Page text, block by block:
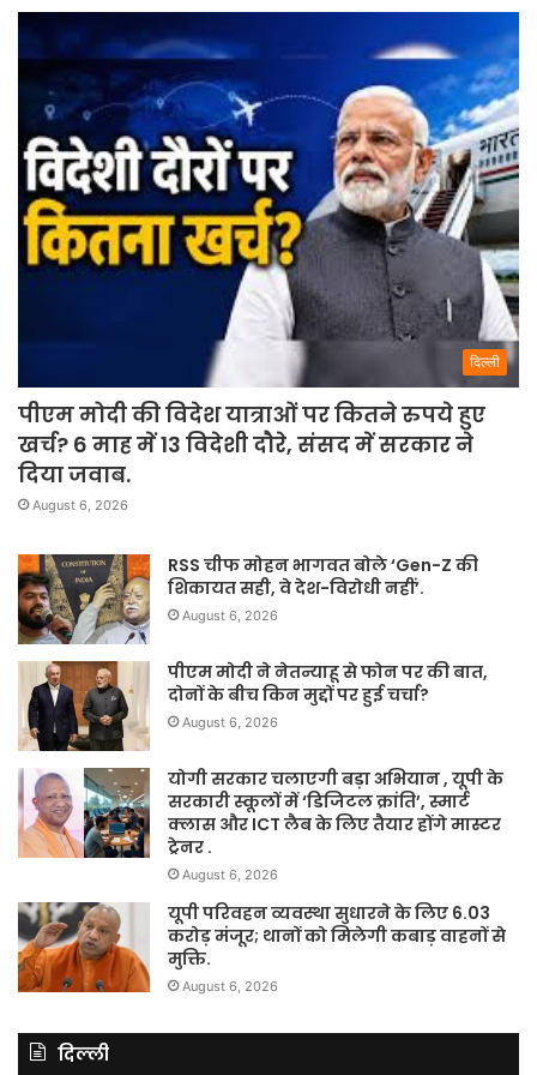
दिल्ली
पीएम मोदी की विदेश यात्राओं पर कितने रुपये हुए
खर्च? 6 माह में 13 विदेशी दौरे, संसद में सरकार ने
दिया जवाब.
August 6, 2026
RSS चीफ मोहन भागवत बोले ‘Gen-Z की
शिकायत सही, वे देश-विरोधी नहीं’.
August 6, 2026
पीएम मोदी ने नेतन्याहू से फोन पर की बात,
दोनों के बीच किन मुद्दों पर हुई चर्चा?
August 6, 2026
योगी सरकार चलाएगी बड़ा अभियान , यूपी के
सरकारी स्कूलों में ‘डिजिटल क्रांति’, स्मार्ट
क्लास और ICT लैब के लिए तैयार होंगे मास्टर
ट्रेनर .
August 6, 2026
यूपी परिवहन व्यवस्था सुधारने के लिए 6.03
करोड़ मंजूर; थानों को मिलेगी कबाड़ वाहनों से
मुक्ति.
August 6, 2026
दिल्ली